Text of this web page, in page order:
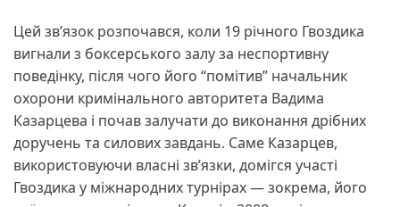
Цей зв’язок розпочався, коли 19 річного Гвоздика
вигнали з боксерського залу за неспортивну
поведінку, після чого його “помітив” начальник
охорони кримінального авторитета Вадима
Казарцева і почав залучати до виконання дрібних
доручень та силових завдань. Саме Казарцев,
використовуючи власні зв’язки, домігся участі
Гвоздика у міжнародних турнірах — зокрема, його